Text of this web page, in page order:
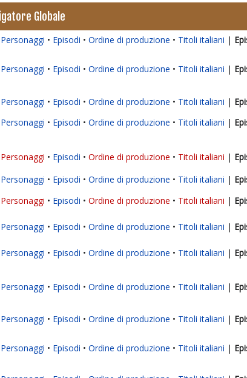
Globale
Personaggi Episodi Ordine di produzione Titoli italiani |
Personaggi Episodi Ordine di produzione Titoli italiani |
Personaggi Episodi Ordine di produzione Titoli italiani |
Personaggi Episodi Ordine di produzione Titoli italiani |
Personaggi Episodi Ordine di produzione Titoli italiani |
Personaggi Episodi Ordine di produzione Titoli italiani |
Personaggi Episodi Ordine di produzione Titoli italiani |
Personaggi Episodi Ordine di produzione Titoli italiani |
Personaggi Episodi Ordine di produzione Titoli italiani |
Personaggi Episodi Ordine di produzione Titoli italiani |
Personaggi Episodi Ordine di produzione Titoli italiani |
Personaggi Episodi Ordine di produzione Titoli italiani |